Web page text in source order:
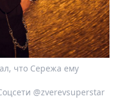
что Сережа ему
@zverevsuperstar